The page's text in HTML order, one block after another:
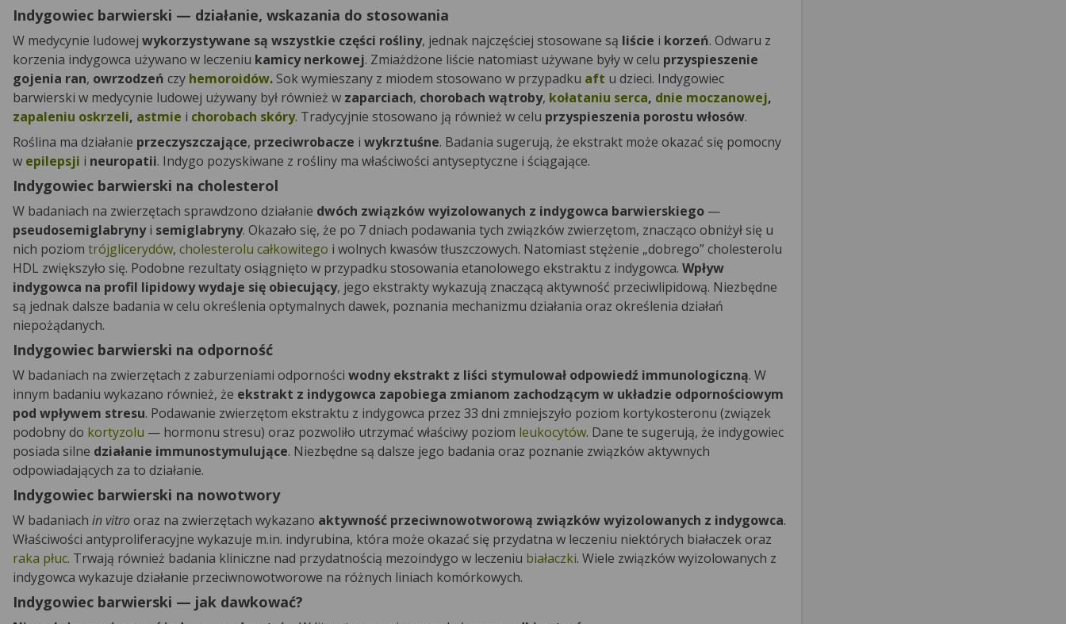
Indygowiec barwierski — działanie, wskazania do stosowania
W medycynie ludowej wykorzystywane są wszystkie części rośliny, jednak najczęściej stosowane są liście i korzeń. Odwaru z
korzenia indygowca używano w leczeniu kamicy nerkowej. Zmiażdżone liście natomiast używane były w celu przyspieszenie
gojenia ran, owrzodzeń czy hemoroidów. Sok wymieszany z miodem stosowano w przypadku aft u dzieci. Indygowiec
barwierski w medycynie ludowej używany był również w zaparciach, chorobach wątroby, kołataniu serca, dnie moczanowej,
zapaleniu oskrzeli, astmie i chorobach skóry. Tradycyjnie stosowano ją również w celu przyspieszenia porostu włosów.
Roślina ma działanie przeczyszczające, przeciwrobacze i wykrztuśne. Badania sugerują, że ekstrakt może okazać się pomocny
w epilepsji i neuropatii. Indygo pozyskiwane z rośliny ma właściwości antyseptyczne i ściągające.
Indygowiec barwierski na cholesterol
W badaniach na zwierzętach sprawdzono działanie dwóch związków wyizolowanych z indygowca barwierskiego —
pseudosemiglabrynyi semiglabryny. Okazało się, że po 7 dniach podawania tych związków zwierzętom, znacząco obniżył się u
nich poziom trójglicerydów, cholesterolu całkowitego i wolnych kwasów tłuszczowych. Natomiast stężenie „dobrego” cholesterolu
HDL zwiększyło się. Podobne rezultaty osiągnięto w przypadku stosowania etanolowego ekstraktu z indygowca. Wpływ
indygowca na profil lipidowy wydaje się obiecujący, jego ekstrakty wykazują znaczącą aktywność przeciwlipidową. Niezbędne
są jednak dalsze badania w celu określenia optymalnych dawek, poznania mechanizmu działania oraz określenia działań
niepożądanych.
Indygowiec barwierski na odporność
W badaniach na zwierzętach z zaburzeniami odporności wodny ekstrakt z liści stymulował odpowiedź immunologiczną. W
innym badaniu wykazano również, że ekstrakt z indygowca zapobiega zmianom zachodzącym w układzie odpornościowym
pod wpływem stresu. Podawanie zwierzętom ekstraktu z indygowca przez 33 dni zmniejszyło poziom kortykosteronu (związek
podobny do kortyzolu — hormonu stresu) oraz pozwoliło utrzymać właściwy poziom leukocytów. Dane te sugerują, że indygowiec
posiada silne działanie immunostymulujące. Niezbędne są dalsze jego badania oraz poznanie związków aktywnych
odpowiadających za to działanie.
Indygowiec barwierski na nowotwory
W badaniach in vitrooraz na zwierzętach wykazano aktywność przeciwnowotworową związków wyizolowanych z indygowca.
Właściwości antyproliferacyjne wykazuje m.in. indyrubina, która może okazać się przydatna w leczeniu niektórych białaczek oraz
raka płuc. Trwają również badania kliniczne nad przydatnością mezoindygo w leczeniu białaczki. Wiele związków wyizolowanych z
indygowca wykazuje działanie przeciwnowotworowe na różnych liniach komórkowych.
Indygowiec barwierski — jak dawkować?